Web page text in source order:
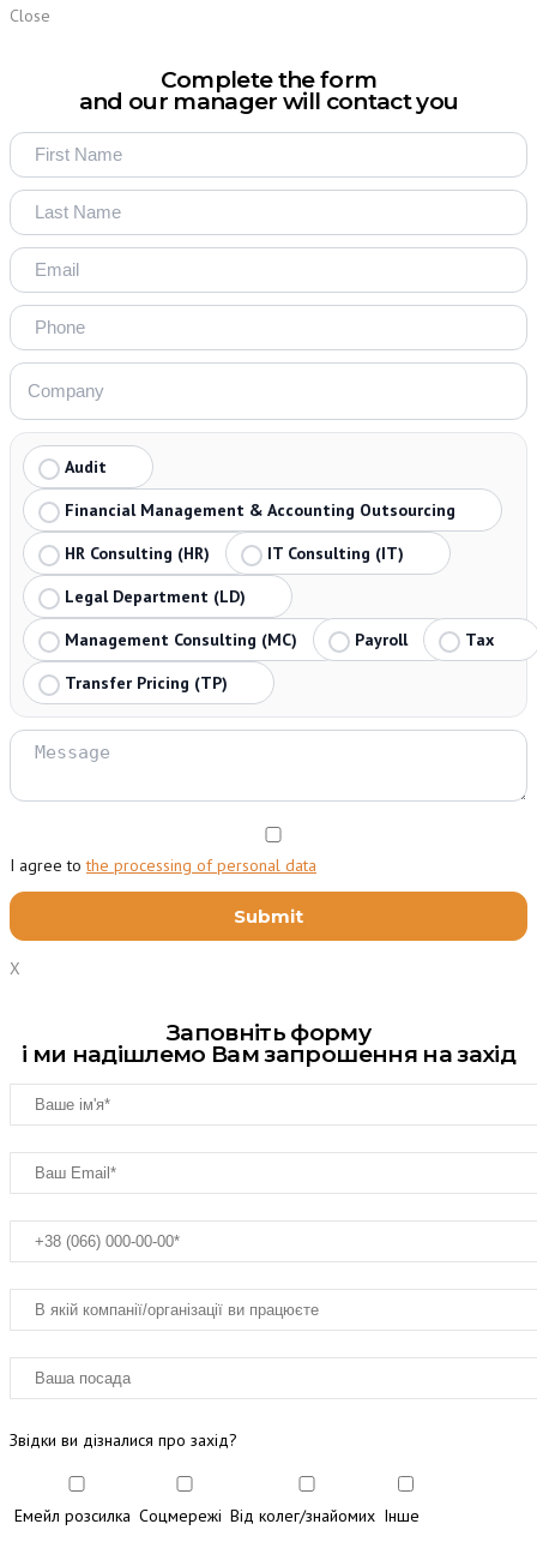
Close
Complete the form
and our manager will contact you
Audit
Financial Management & Accounting Outsourcing
HR Consulting (HR)
IT Consulting (IT)
Legal Department (LD)
Management Consulting (MC)
Payroll
Tax
Transfer Pricing (TP)
I agree tothe processing of personal data
X
Заповніть форму
і ми надішлемо Вам запрошення на захід
Звідки ви дізналися про захід?
Емейл розсилка Соцмережі Від колег/знайомих Інше